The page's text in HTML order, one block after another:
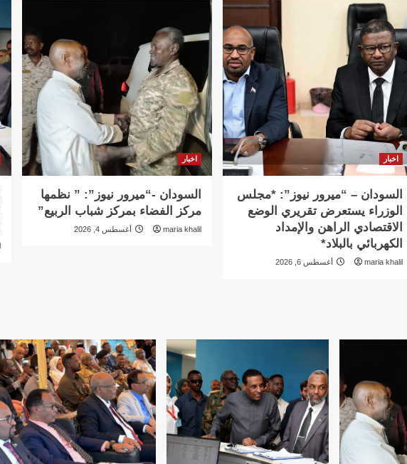
اخبار
السودان – “ميرور نيوز”: *مجلس
الوزراء يستعرض تقريري الوضع
الاقتصادي الراهن والإمداد
الكهربائي بالبلاد*
maria khalil أغسطس 6, 2026
اخبار
السودان -“ميرور نيوز”: ” نظمها
مركز الفضاء بمركز شباب الربيع”
maria khalil أغسطس 4, 2026